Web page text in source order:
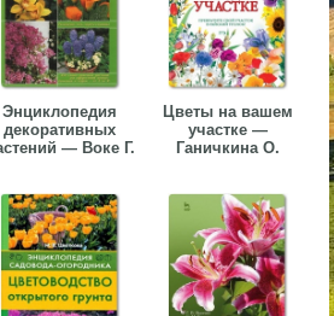
Энциклопедия
декоративных
— Воке Г.
Цветы на вашем
участке —
Ганичкина О.